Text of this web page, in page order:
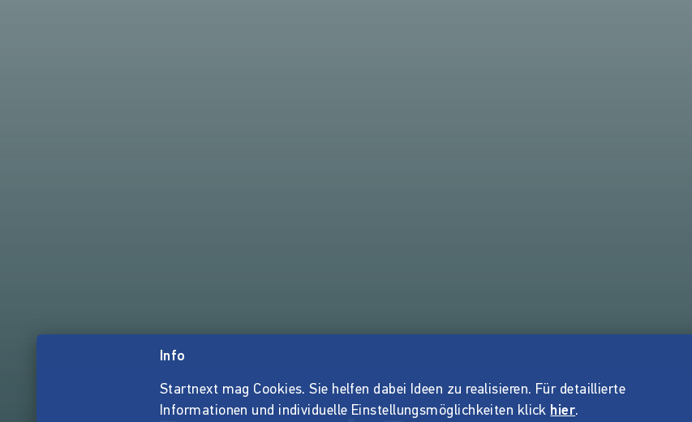
Info
Startnext mag Cookies. Sie helfen dabei Ideen zu realisieren. Für detaillierte
Informationen und individuelle Einstellungsmöglichkeiten klick hier.